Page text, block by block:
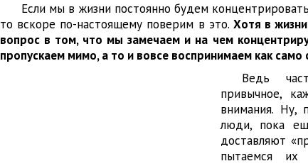
Если мы в жизни постоянно будем
то вскоре по-настоящему поверим в это. Хотя в
вопрос в том, что мы замечаем и на чем
пропускаем мимо, а то и вовсе воспринимаем как
Ведь
привычное,
внимания. Ну,
люди, пока
доставляют
пытаемся их